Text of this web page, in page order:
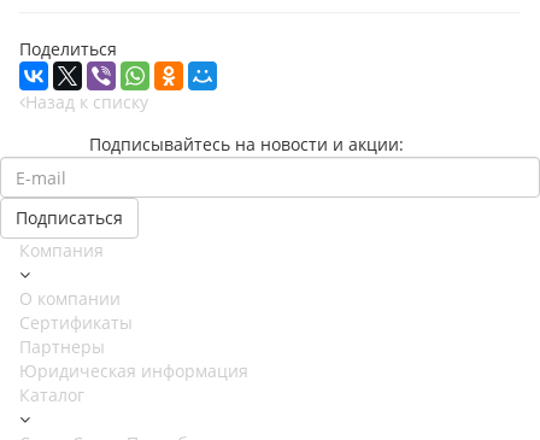
Поделиться
Назад к списку
Подписывайтесь на новости и акции:
Компания
О компании
Сертификаты
Партнеры
Юридическая информация
Каталог